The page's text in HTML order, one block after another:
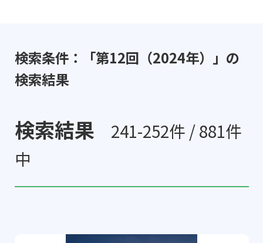
検索条件：「第12回（2024年）」の
検索結果
検索結果 241-252件 / 881件
中